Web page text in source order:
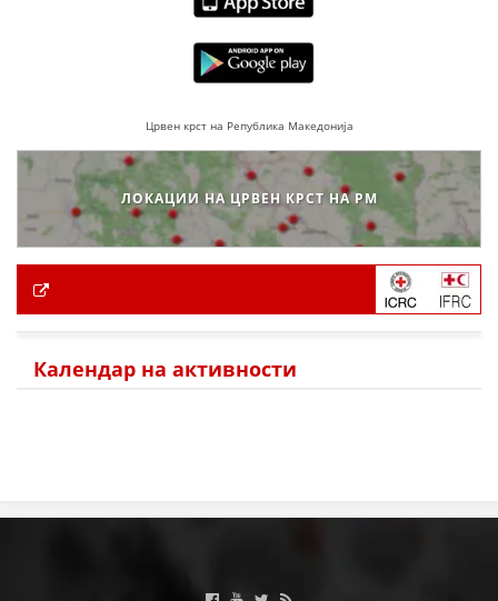
Црвен крст на Република Македонија
ЛОКАЦИИ НА ЦРВЕН КРСТ НА РМ
Календар на активности